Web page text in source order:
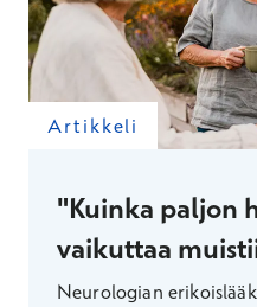
Artikkeli
"Kuinka paljon
vaikuttaa
Neurologian